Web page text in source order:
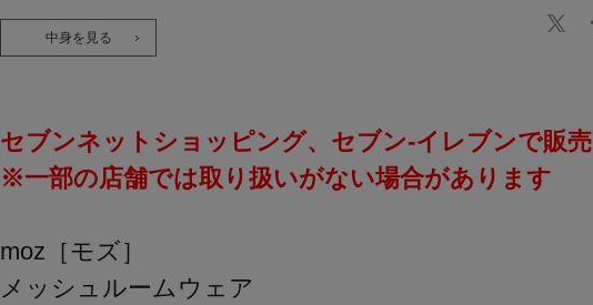
中身を見る
セブンネットショッピング、セブン‐イレブンで販売
※一部の店舗では取り扱いがない場合があります
moz［モズ］
メッシュルームウェア